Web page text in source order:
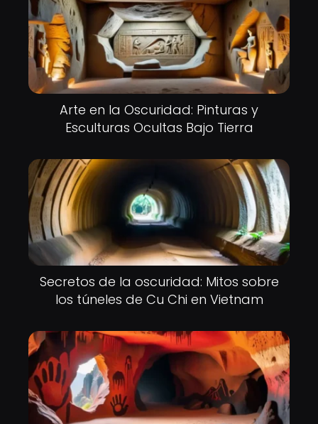
Arte en la Oscuridad: Pinturas y
Esculturas Ocultas Bajo Tierra
Secretos de la oscuridad: Mitos sobre
los túneles de Cu Chi en Vietnam